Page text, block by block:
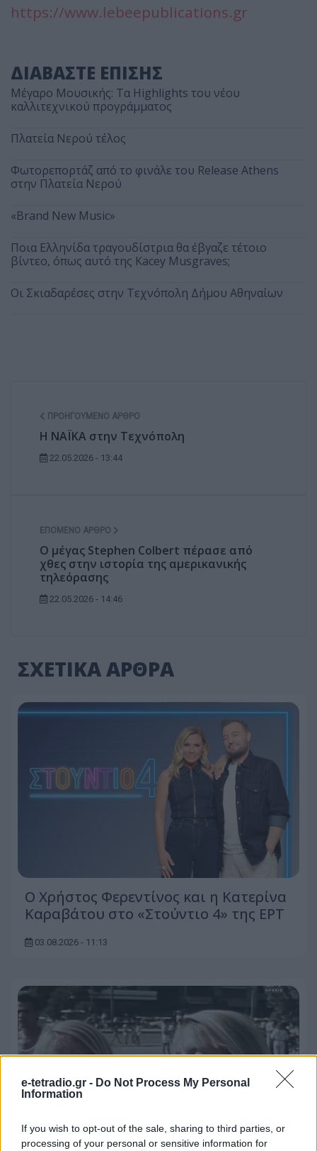
e-tetradio.gr - Do Not Process My Personal
Information
If you wish to opt-out of the sale, sharing to third parties, or
processing of your personal or sensitive information for
https://www.lebeepublications.gr
ΔΙΑΒΑΣΤΕ ΕΠΙΣΗΣ
Μέγαρο Μουσικής: Τα Highlights του νέου
καλλιτεχνικού προγράμματος
Πλατεία Νερού τέλος
Φωτορεπορτάζ από το φινάλε του Release Athens
στην Πλατεία Νερού
«Brand New Music»
Ποια Ελληνίδα τραγουδίστρια θα έβγαζε τέτοιο
βίντεο, όπως αυτό της Kacey Musgraves;
Οι Σκιαδαρέσες στην Τεχνόπολη Δήμου Αθηναίων
ΠΡΟΗΓΟΎΜΕΝΟ ΆΡΘΡΟ
Η NAΪKA στην Τεχνόπολη
22.05.2026 - 13:44
ΕΠΌΜΕΝΟ ΆΡΘΡΟ
Ο μέγας Stephen Colbert πέρασε από
χθες στην ιστορία της αμερικανικής
τηλεόρασης
22.05.2026 - 14:46
ΣΧΕΤΙΚΑ ΑΡΘΡΑ
O Χρήστος Φερεντίνος και η Κατερίνα
Καραβάτου στο «Στούντιο 4» της ΕΡΤ
03.08.2026 - 11:13